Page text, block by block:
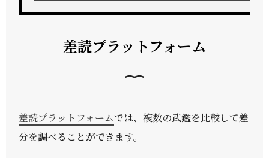
差読プラットフォーム
差読プラットフォームでは、複数の武鑑を比較して差
分を調べることができます。